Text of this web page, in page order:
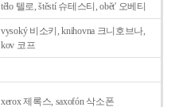
tělo 텔로, štěstí 슈테스티, obět' 오베티
vysoký 비소키, knihovna 크니호브나,
kov 코프
xerox 제록스, saxofón 삭소폰